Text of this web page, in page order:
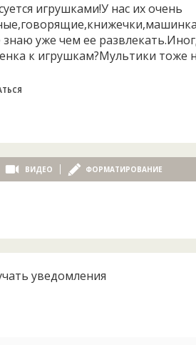
игрушками!У нас их очень
уже чем ее
к игрушкам?Мультики тоже
ВИДЕО ФОРМАТИРОВАНИЕ
уведомления